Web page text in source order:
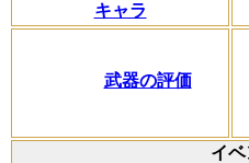
キャラ
武器の評価
イベ